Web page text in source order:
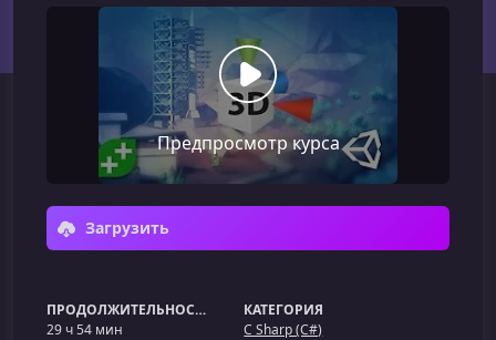
Предпросмотр курса
Загрузить
ПРОДОЛЖИТЕЛЬНОСТЬ
29 ч 54 мин
КАТЕГОРИЯ
C Sharp (C#)